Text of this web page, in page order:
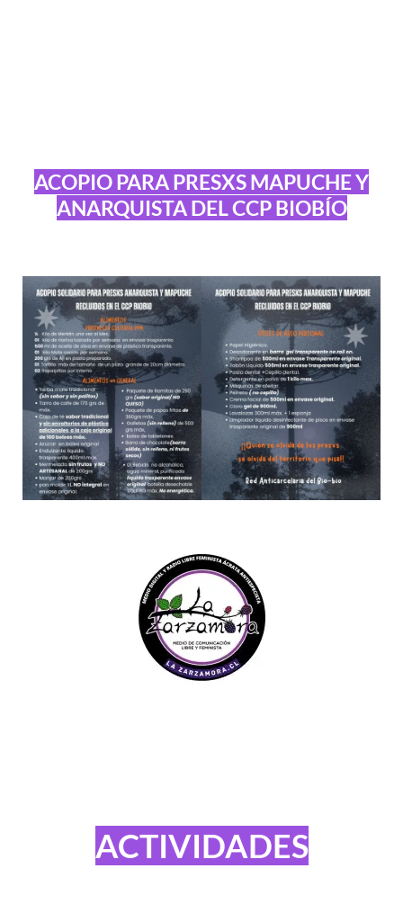
ACOPIO PARA PRESXS MAPUCHE Y
ANARQUISTA DEL CCP BIOBÍO
ACTIVIDADES